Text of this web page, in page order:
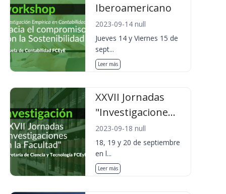
Iberoamericano
2023-09-14 null
Jueves 14 y Viernes 15 de
sept...
Leer más
XXVII Jornadas
"Investigacione...
2023-09-18 null
18, 19 y 20 de septiembre
en l...
Leer más